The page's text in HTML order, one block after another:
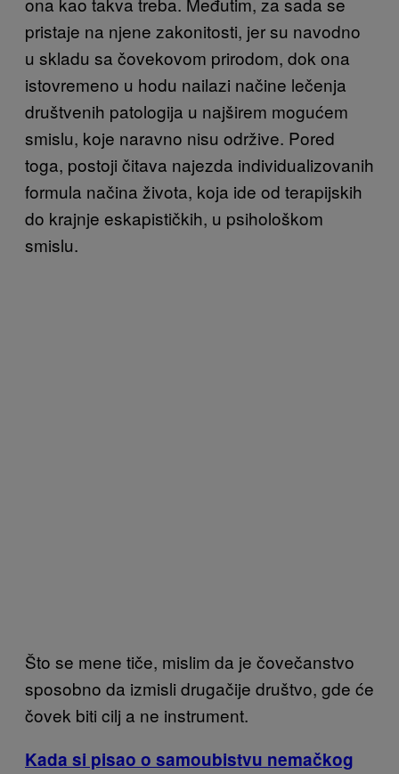
pristaje na njene zakonitosti, jer su navodno
u skladu sa čovekovom prirodom, dok ona
istovremeno u hodu nailazi načine lečenja
društvenih patologija u najširem mogućem
smislu, koje naravno nisu održive. Pored
toga, postoji čitava najezda individualizovanih
formula načina života, koja ide od terapijskih
do krajnje eskapističkih, u psihološkom
smislu.
Što se mene tiče, mislim da je čovečanstvo
sposobno da izmisli drugačije društvo, gde će
čovek biti cilj a ne instrument.
Kada si pisao o samoubistvu nemačkog